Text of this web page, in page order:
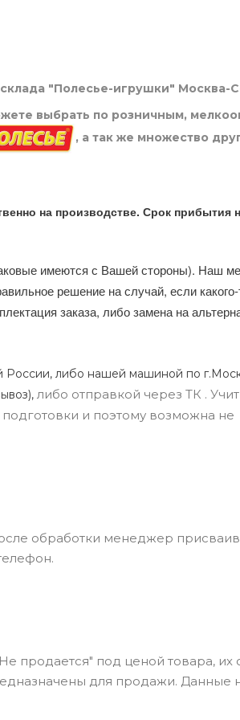
"Полесье-игрушки" Москва-
выбрать по розничным,
, а так же множество
на производстве. Срок прибытия
имеются с Вашей стороны). Наш
решение на случай, если
заказа, либо замена на
России, либо нашей машиной по
либо отправкой через ТК .
подготовки и поэтому возможна не
обработки менеджер
продается" под ценой товара, их
для продажи. Данные